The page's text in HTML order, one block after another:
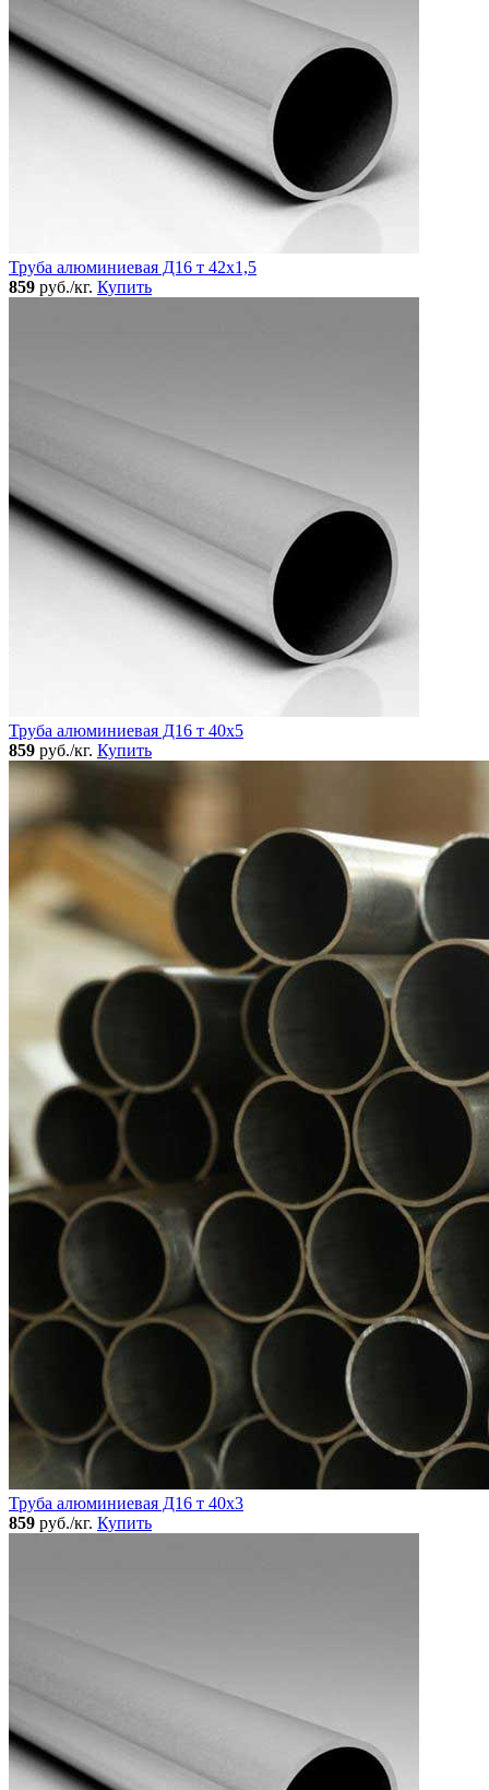
Труба алюминиевая Д16 т 42х1,5
859 руб./кг. Купить
Труба алюминиевая Д16 т 40х5
859 руб./кг. Купить
Труба алюминиевая Д16 т 40х3
859 руб./кг. Купить